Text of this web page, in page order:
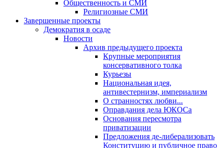
Общественность и СМИ
Религиозные СМИ
Завершенные проекты
Демократия в осаде
Новости
Архив предыдущего проекта
Крупные мероприятия
консервативного толка
Курьезы
Национальная идея,
антивестернизм, империализм
О странностях любви...
Оправдания дела ЮКОСа
Основания пересмотра
приватизации
Предложения де-либерализовать
Конституцию и публичное право